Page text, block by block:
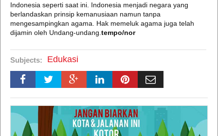
Indonesia seperti saat ini. Indonesia menjadi negara yang
berlandaskan prinsip kemanusiaan namun tanpa
mengesampingkan agama. Hak memeluk agama juga telah
dijamin oleh Undang-undang. tempo/nor
Subjects: Edukasi